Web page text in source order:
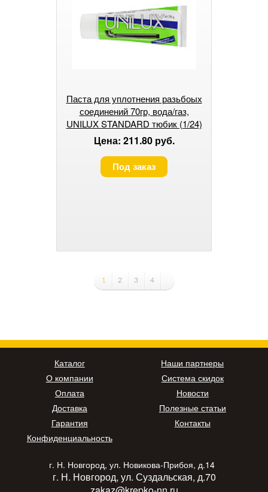
Паста для уплотнения разьбоых
соединений 70гр, вода/газ,
UNILUX STANDARD тюбик (1/24)
Цена: 211.80 руб.
Под заказ
1 2 3 4
Каталог
О компании
Оплата
Доставка
Гарантия
Конфиденциальность
Наши партнеры
Система скидок
Новости
Полезные статьи
Контакты
г. Н. Новгород, ул. Новикова-Прибоя, д.14
г. Н. Новгород, ул. Суздальская, д.70